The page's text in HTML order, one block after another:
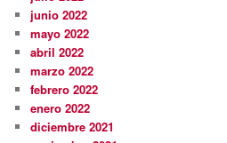
junio 2022
mayo 2022
abril 2022
marzo 2022
febrero 2022
enero 2022
diciembre 2021